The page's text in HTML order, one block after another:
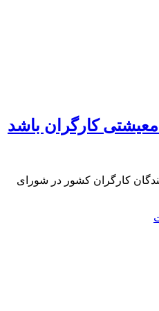
کارگران باشد
کارگران کشور در شورای